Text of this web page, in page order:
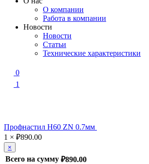
О компании
Работа в компании
Новости
Новости
Статьи
Технические характеристики
0
1
Профнастил Н60 ZN 0.7мм
1 × ₽890.00
×
Всего на сумму ₽890.00